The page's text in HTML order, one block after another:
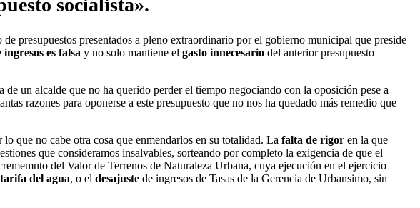
socialista».
presupuestos presentados a pleno extraordinario por el gobierno municipal que preside
es falsa y no solo mantiene el gasto innecesario del anterior presupuesto
de un alcalde que no ha querido perder el tiempo negociando con la oposición pese a
razones para oponerse a este presupuesto que no nos ha quedado más remedio que
que no cabe otra cosa que enmendarlos en su totalidad. La falta de rigor en la que
que consideramos insalvables, sorteando por completo la exigencia de que el
del Valor de Terrenos de Naturaleza Urbana, cuya ejecución en el ejercicio
del agua, o el desajuste de ingresos de Tasas de la Gerencia de Urbansimo, sin